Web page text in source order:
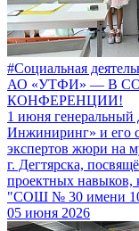
#Социальная
АО «УТФИ» — В
КОНФЕРЕНЦИИ!
1 июня генеральный
Инжиниринг» и его
экспертов жюри на
г. Дегтярска,
проектных
"СОШ № 30 имени
05 июня 2026